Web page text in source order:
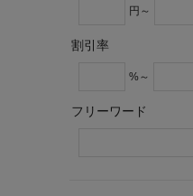
円～
割引率
%～
フリーワード